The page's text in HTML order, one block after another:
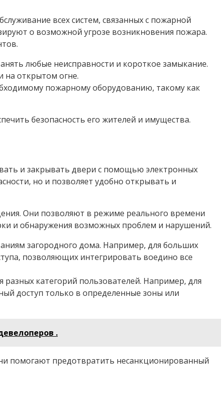
всех систем, связанных с пожарной
о возможной угрозе возникновения пожара.
любые неисправности и короткое замыкание.
на открытом огне.
пожарному оборудованию, такому как
безопасность его жителей и имущества.
и закрывать двери с помощью электронных
но и позволяет удобно открывать и
Они позволяют в режиме реального времени
и обнаружения возможных проблем и нарушений.
загородного дома. Например, для больших
позволяющих интегрировать воедино все
категорий пользователей. Например, для
доступ только в определенные зоны или
.
помогают предотвратить несанкционированный